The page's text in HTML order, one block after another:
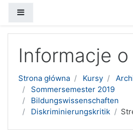
Informacje
Strona główna Kursy
Sommersemester 2019
Bildungswissenschaften
Diskriminierungskritik